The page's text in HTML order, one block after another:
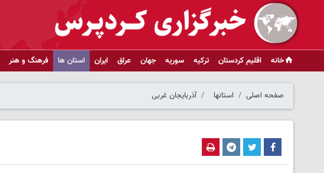
خانه اقلیم کردستان ترکیه سوریه جهان عراق ایران استان ها فرهنگ و هنر
صفحه اصلی استانها آذربایجان غربی